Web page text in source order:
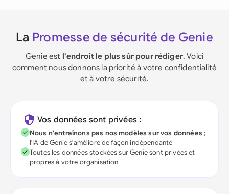
La Promesse de sécurité de Genie
Genie est l'endroit le plus sûr pour rédiger. Voici
comment nous donnons la priorité à votre confidentialité
et à votre sécurité.
Vos données sont privées :
Nous n'entraînons pas nos modèles sur vos données ;
l'IA de Genie s'améliore de façon indépendante
Toutes les données stockées sur Genie sont privées et
propres à votre organisation